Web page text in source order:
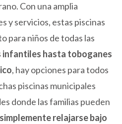
Con una amplia
y servicios, estas piscinas
para niños de todas las
infantiles hasta toboganes
, hay opciones para todos
piscinas municipales
donde las familias pueden
relajarse bajo